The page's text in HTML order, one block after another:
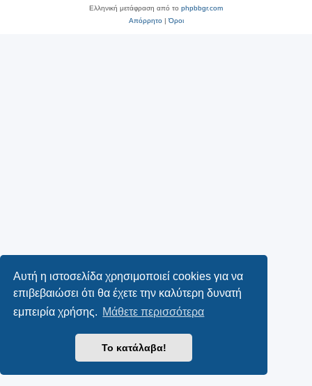
Αυτή η ιστοσελίδα χρησιμοποιεί cookies για να
επιβεβαιώσει ότι θα έχετε την καλύτερη δυνατή
εμπειρία χρήσης. Μάθετε περισσότερα
Το κατάλαβα!
Ελληνική μετάφραση από το phpbbgr.com
Απόρρητο|Όροι